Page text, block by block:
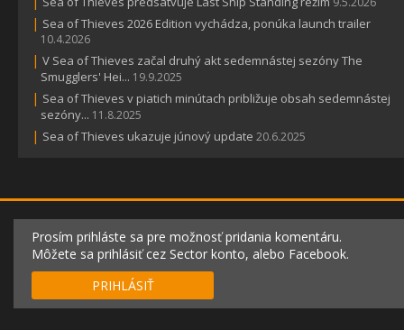
| Sea of Thieves 2026 Edition vychádza, ponúka launch trailer
10.4.2026
| V Sea of Thieves začal druhý akt sedemnástej sezóny The
Smugglers' Hei... 19.9.2025
| Sea of Thieves v piatich minútach približuje obsah sedemnástej
sezóny... 11.8.2025
| Sea of Thieves ukazuje júnový update 20.6.2025
Prosím prihláste sa pre možnosť pridania komentáru.
Môžete sa prihlásiť cez Sector konto, alebo Facebook.
PRIHLÁSIŤ